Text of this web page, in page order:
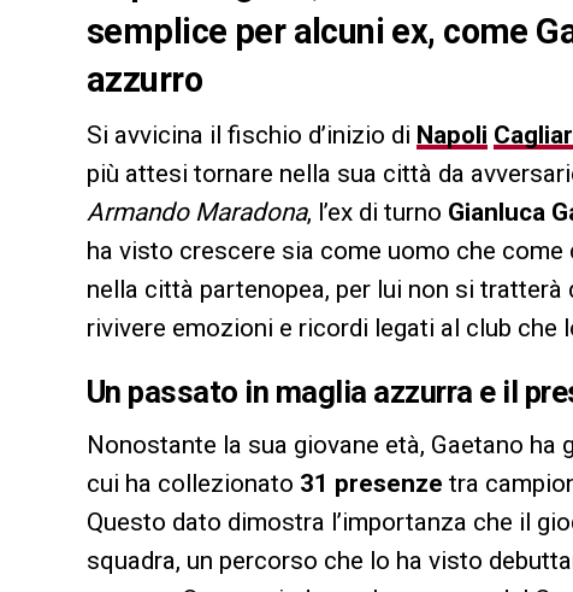
semplice per alcuni ex, come
azzurro
Si avvicina il fischio d’inizio di Napoli
più attesi tornare nella sua città da
Armando Maradona, l’ex di turno Gianluca
ha visto crescere sia come uomo che
nella città partenopea, per lui non si tratterà
rivivere emozioni e ricordi legati al club che
Un passato in maglia azzurra e il
Nonostante la sua giovane età, Gaetano
cui ha collezionato 31 presenze tra
Questo dato dimostra l’importanza che il
squadra, un percorso che lo ha visto